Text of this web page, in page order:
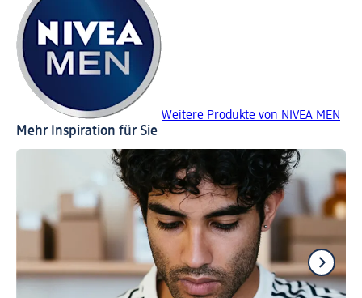
Weitere Produkte von NIVEA MEN
Mehr Inspiration für Sie